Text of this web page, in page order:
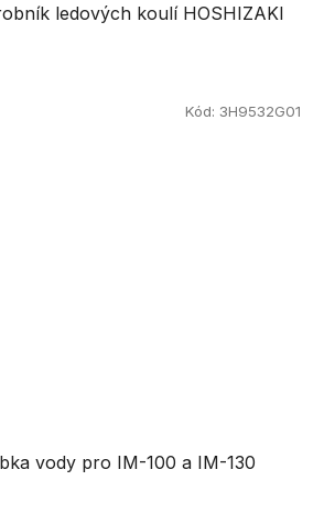
ledových koulí HOSHIZAKI
vody pro IM-100 a IM-130
Kód: 3H9532G01